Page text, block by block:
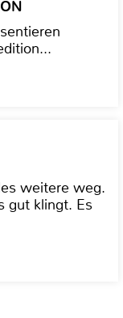
weitere weg.
gut klingt. Es